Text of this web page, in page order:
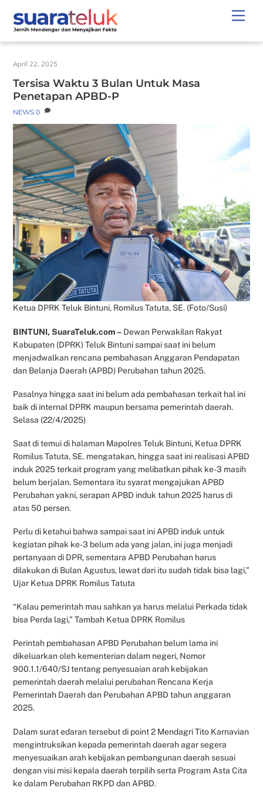
content
April 22, 2025
Tersisa Waktu 3 Bulan Untuk Masa
Penetapan APBD-P
NEWS 0
Ketua DPRK Teluk Bintuni, Romilus Tatuta, SE. (Foto/Susi)
BINTUNI, SuaraTeluk.com – Dewan Perwakilan Rakyat
Kabupaten (DPRK) Teluk Bintuni sampai saat ini belum
menjadwalkan rencana pembahasan Anggaran Pendapatan
dan Belanja Daerah (APBD) Perubahan tahun 2025.
Pasalnya hingga saat ini belum ada pembahasan terkait hal ini
baik di internal DPRK maupun bersama pemerintah daerah.
Selasa (22/4/2025)
Saat di temui di halaman Mapolres Teluk Bintuni, Ketua DPRK
Romilus Tatuta, SE. mengatakan, hingga saat ini realisasi APBD
induk 2025 terkait program yang melibatkan pihak ke-3 masih
belum berjalan. Sementara itu syarat mengajukan APBD
Perubahan yakni, serapan APBD induk tahun 2025 harus di
atas 50 persen.
Perlu di ketahui bahwa sampai saat ini APBD induk untuk
kegiatan pihak ke-3 belum ada yang jalan, ini juga menjadi
pertanyaan di DPR, sementara APBD Perubahan harus
dilakukan di Bulan Agustus, lewat dari itu sudah tidak bisa lagi,”
Ujar Ketua DPRK Romilus Tatuta
“Kalau pemerintah mau sahkan ya harus melalui Perkada tidak
bisa Perda lagi,” Tambah Ketua DPRK Romilus
Perintah pembahasan APBD Perubahan belum lama ini
dikeluarkan oleh kementerian dalam negeri, Nomor
900.1.1/640/SJ tentang penyesuaian arah kebijakan
pemerintah daerah melalui perubahan Rencana Kerja
Pemerintah Daerah dan Perubahan APBD tahun anggaran
2025.
Dalam surat edaran tersebut di point 2 Mendagri Tito Karnavian
mengintruksikan kepada pemerintah daerah agar segera
menyesuaikan arah kebijakan pembangunan daerah sesuai
dengan visi misi kepala daerah terpilih serta Program Asta Cita
ke dalam Perubahan RKPD dan APBD.